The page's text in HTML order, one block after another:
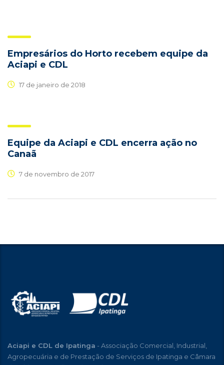
Empresários do Horto recebem equipe da
Aciapi e CDL
17 de janeiro de 2018
Equipe da Aciapi e CDL encerra ação no
Canaã
7 de novembro de 2017
Aciapi e CDL de Ipatinga - Associação Comercial, Industrial,
Agropecuária e de Prestação de Serviços de Ipatinga e Câmara